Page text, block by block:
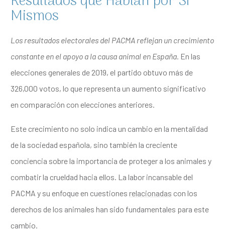
Mismos
Los resultados electorales del PACMA reflejan un crecimiento
constante en el apoyo a la causa animal en España. En las
elecciones generales de 2019, el partido obtuvo más de
326,000 votos, lo que representa un aumento significativo
en comparación con elecciones anteriores.
Este crecimiento no solo indica un cambio en la mentalidad
de la sociedad española, sino también la creciente
conciencia sobre la importancia de proteger a los animales y
combatir la crueldad hacia ellos. La labor incansable del
PACMA y su enfoque en cuestiones relacionadas con los
derechos de los animales han sido fundamentales para este
cambio.